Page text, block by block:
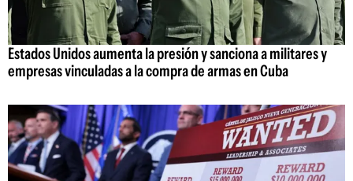
Estados Unidos aumenta la presión y sanciona a militares y
empresas vinculadas a la compra de armas en Cuba